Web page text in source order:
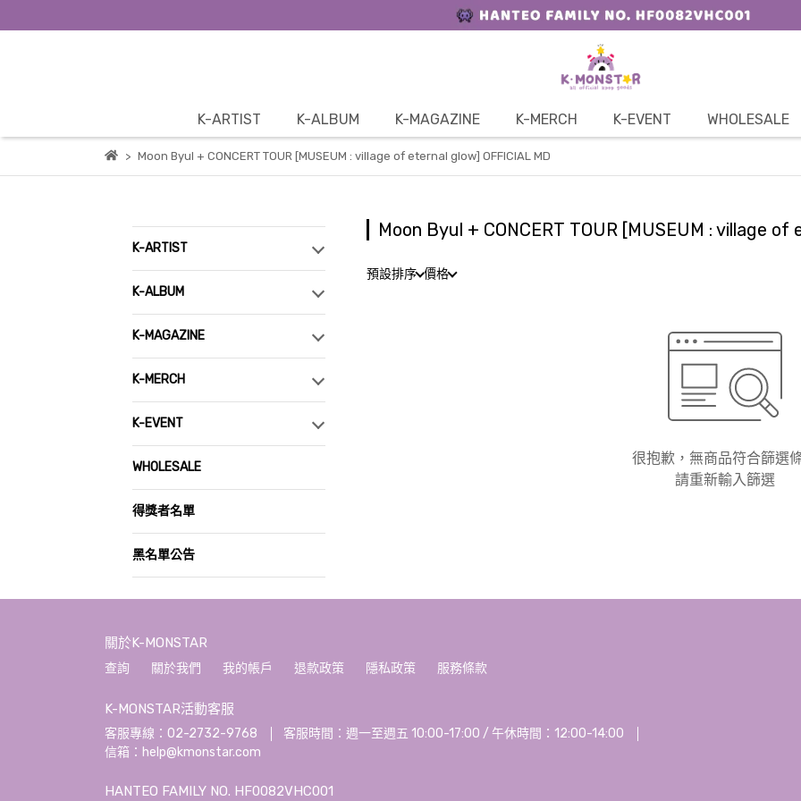
K-ARTIST K-ALBUM K-MAGAZINE K-MERCH K-EVENT WHOLESALE
Moon Byul + CONCERT TOUR [MUSEUM : village of eternal glow] OFFICIAL MD
K-ARTIST
K-ALBUM
K-MAGAZINE
K-MERCH
K-EVENT
WHOLESALE
得獎者名單
黑名單公告
Moon Byul + CONCERT TOUR [MUSEUM : village
預設排序 價格
很抱歉，無商品符合篩選
請重新輸入篩選
關於K-MONSTAR
查詢 關於我們 我的帳戶 退款政策 隱私政策 服務條款
K-MONSTAR活動客服
客服專線：02-2732-9768
客服時間：週一至週五 10:00-17:00 / 午休時間：12:00-14:00
信箱：help@kmonstar.com
HANTEO FAMILY NO. HF0082VHC001